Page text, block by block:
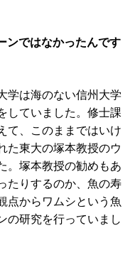
ンではなかったんです
は海のない信州大学
していました。修士課
て、このままではいけ
た東大の塚本教授のウ
。塚本教授の勧めもあ
たりするのか、魚の寿
点からワムシという魚
の研究を行っていまし